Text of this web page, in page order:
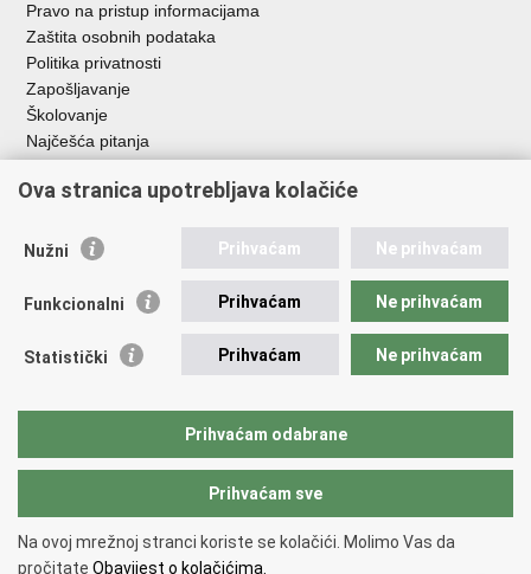
Pravo na pristup informacijama
Zaštita osobnih podataka
Politika privatnosti
Zapošljavanje
Školovanje
Najčešća pitanja
Važne poveznice
EMN Nacionalna kontaktna točka za Republiku Hrvatsku
Policijska akademija
Zaklada policijske solidarnosti
Udruge
Copyright © 2026 Ministarstvo unutarnjih poslova Republike Hrvatske.
Ova stranica upotrebljava kolačiće
Nužni Prihvaćam Ne prihvaćam
Funkcionalni Prihvaćam Ne prihvaćam
Statistički Prihvaćam Ne prihvaćam
Prihvaćam odabrane
Prihvaćam sve
Na ovoj mrežnoj stranci koriste se kolačići. Molimo Vas da
pročitate Obavijest o kolačićima.